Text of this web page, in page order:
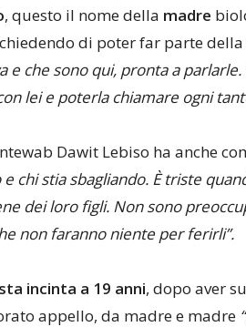
, questo il nome della madre
di poter far parte
e che sono qui, pronta a
lei e poterla chiamare ogni
Dawit Lebiso ha anche
e chi stia sbagliando. È triste
dei loro figli. Non sono
non faranno niente per ferirli”.
incinta a 19 anni, dopo aver
appello, da madre e madre